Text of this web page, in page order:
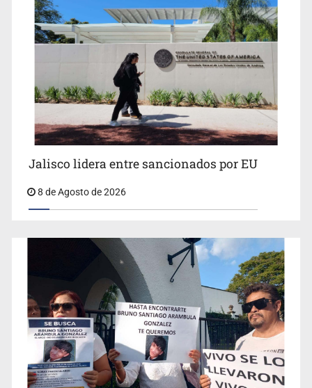
Llaman a mantener legado de Alcalde
Concierto patrio costará 32.9 mdp
Jalisco lidera entre sancionados por EU
8 de Agosto de 2026